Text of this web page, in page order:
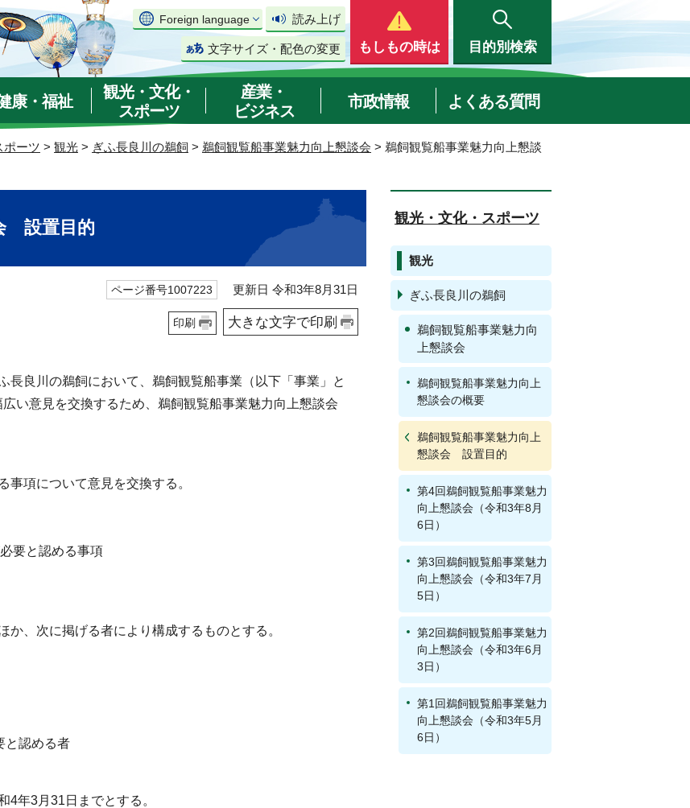
Foreign language 読み上げ
文字サイズ・配色の変更 もしもの時は 目的別検索
康・福祉
観光・文化・
スポーツ
産業・
ビジネス
市政情報 よくある質問
ポーツ > 観光 > ぎふ長良川の鵜飼 > 鵜飼観覧船事業魅力向上懇談会 > 鵜飼観覧船事業魅力向上懇談
設置目的
ページ番号1007223 更新日 令和3年8月31日
印刷 大きな文字で印刷
良川の鵜飼において、鵜飼観覧船事業（以下「事業」と
い意見を交換するため、鵜飼観覧船事業魅力向上懇談会
項について意見を交換する。
要と認める事項
、次に掲げる者により構成するものとする。
と認める者
年3月31日までとする。
観光・文化・スポーツ
観光
ぎふ長良川の鵜飼
鵜飼観覧船事業魅力向
上懇談会
鵜飼観覧船事業魅力向上
懇談会の概要
鵜飼観覧船事業魅力向上
懇談会 設置目的
第4回鵜飼観覧船事業魅力
向上懇談会（令和3年8月
6日）
第3回鵜飼観覧船事業魅力
向上懇談会（令和3年7月
5日）
第2回鵜飼観覧船事業魅力
向上懇談会（令和3年6月
3日）
第1回鵜飼観覧船事業魅力
向上懇談会（令和3年5月
6日）